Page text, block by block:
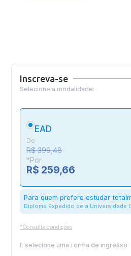
Inscreva-se
Selecione a modalidade:
EAD
De
R$ 399,48
*Por
R$ 259,66
Para quem prefere estudar
Diploma Expedido pela Universidade
*Consulte condições
E selecione uma forma de ingresso